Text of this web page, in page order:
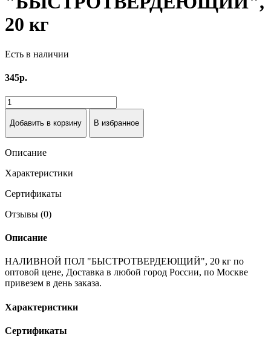
20 кг
Есть в наличии
345р.
Добавить в корзину В избранное
Описание
Характеристики
Сертификаты
Отзывы (0)
Описание
НАЛИВНОЙ ПОЛ "БЫСТРОТВЕРДЕЮЩИЙ", 20 кг по
оптовой цене, Доставка в любой город России, по Москве
привезем в день заказа.
Характеристики
Сертификаты